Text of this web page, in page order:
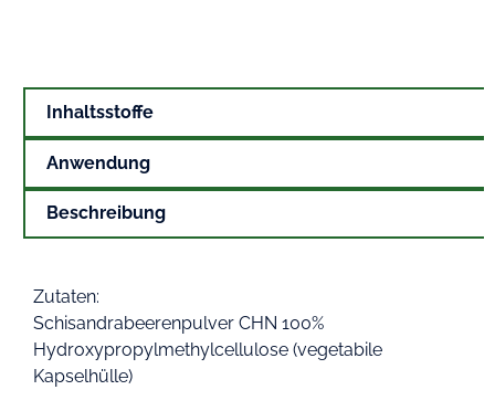
Inhaltsstoffe
Anwendung
Beschreibung
Zutaten:
Schisandrabeerenpulver CHN 100%
Hydroxypropylmethylcellulose (vegetabile
Kapselhülle)